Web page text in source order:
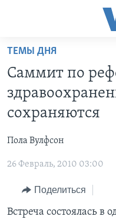
Перейти
основной
контент
Перейти
основной
навигации
Перейти
поиск
ИТОГИ
ПОЧЕМУ ЭТО ВАЖНО?
ДИСКУССИЯ VOA
ДЕТАЛИ
ПРОЕКТЫ
НАША АМЕРИКАНСКАЯ
А КАК В АМЕРИКЕ?
АРТЕФАКТЫ
АМЕРИКАНСКИЕ
ИНТЕРВЬЮ
ФАКТЫ ПРОТИВ
ЗА СВОБОДУ ПРЕССЫ
УЧИМ АНГЛИЙСКИЙ
ТЕМЫ ДНЯ
Саммит по
сохраняются
Пола Вулфсон
26 Февраль, 2010 03:00
Поделиться
Встреча состоялась